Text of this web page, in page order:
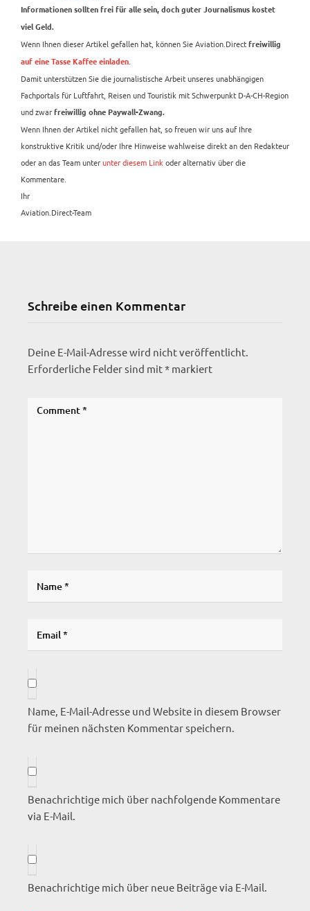
Informationen sollten frei für alle sein, doch guter Journalismus kostet
viel Geld.
Wenn Ihnen dieser Artikel gefallen hat, können Sie Aviation.Direct freiwillig
auf eine Tasse Kaffee einladen.
Damit unterstützen Sie die journalistische Arbeit unseres unabhängigen
Fachportals für Luftfahrt, Reisen und Touristik mit Schwerpunkt D-A-CH-Region
und zwar freiwillig ohne Paywall-Zwang.
Wenn Ihnen der Artikel nicht gefallen hat, so freuen wir uns auf Ihre
konstruktive Kritik und/oder Ihre Hinweise wahlweise direkt an den Redakteur
oder an das Team unterunter diesem Linkoder alternativ über die
Kommentare.
Ihr
Aviation.Direct-Team
Schreibe einen Kommentar
Deine E-Mail-Adresse wird nicht veröffentlicht.
Erforderliche Felder sind mit* markiert
Name, E-Mail-Adresse und Website in diesem Browser
für meinen nächsten Kommentar speichern.
Benachrichtige mich über nachfolgende Kommentare
via E-Mail.
Benachrichtige mich über neue Beiträge via E-Mail.